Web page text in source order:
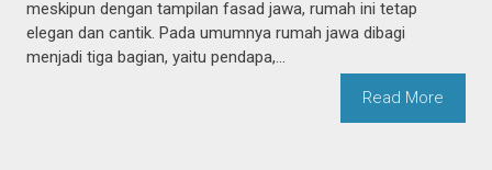
meskipun dengan tampilan fasad jawa, rumah ini tetap
elegan dan cantik. Pada umumnya rumah jawa dibagi
menjadi tiga bagian, yaitu pendapa,...
Read More